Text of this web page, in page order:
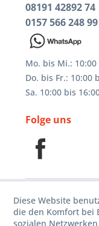
08191 42892 74
0157 566 248 99
Mo. bis Mi.:
Do. bis Fr.: 10:00
Sa. 10:00 bis
Folge uns
Diese Website
die den Komfort bei
sozialen